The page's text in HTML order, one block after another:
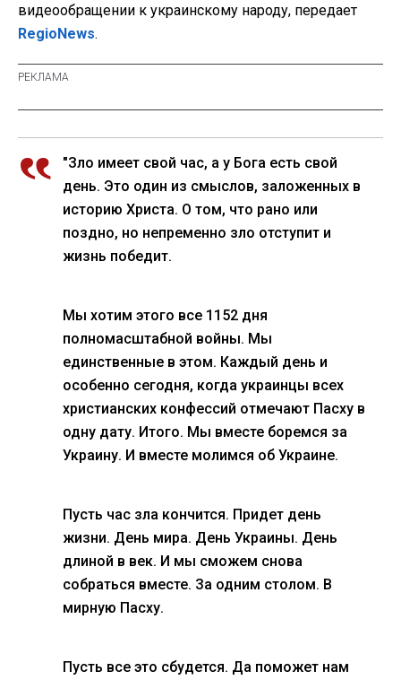
видеообращении к украинскому народу, передает
RegioNews.
"Зло имеет свой час, а у Бога есть свой
день. Это один из смыслов, заложенных в
историю Христа. О том, что рано или
поздно, но непременно зло отступит и
жизнь победит.
Мы хотим этого все 1152 дня
полномасштабной войны. Мы
единственные в этом. Каждый день и
особенно сегодня, когда украинцы всех
христианских конфессий отмечают Пасху в
одну дату. Итого. Мы вместе боремся за
Украину. И вместе молимся об Украине.
Пусть час зла кончится. Придет день
жизни. День мира. День Украины. День
длиной в век. И мы сможем снова
собраться вместе. За одним столом. В
мирную Пасху.
Пусть все это сбудется. Да поможет нам